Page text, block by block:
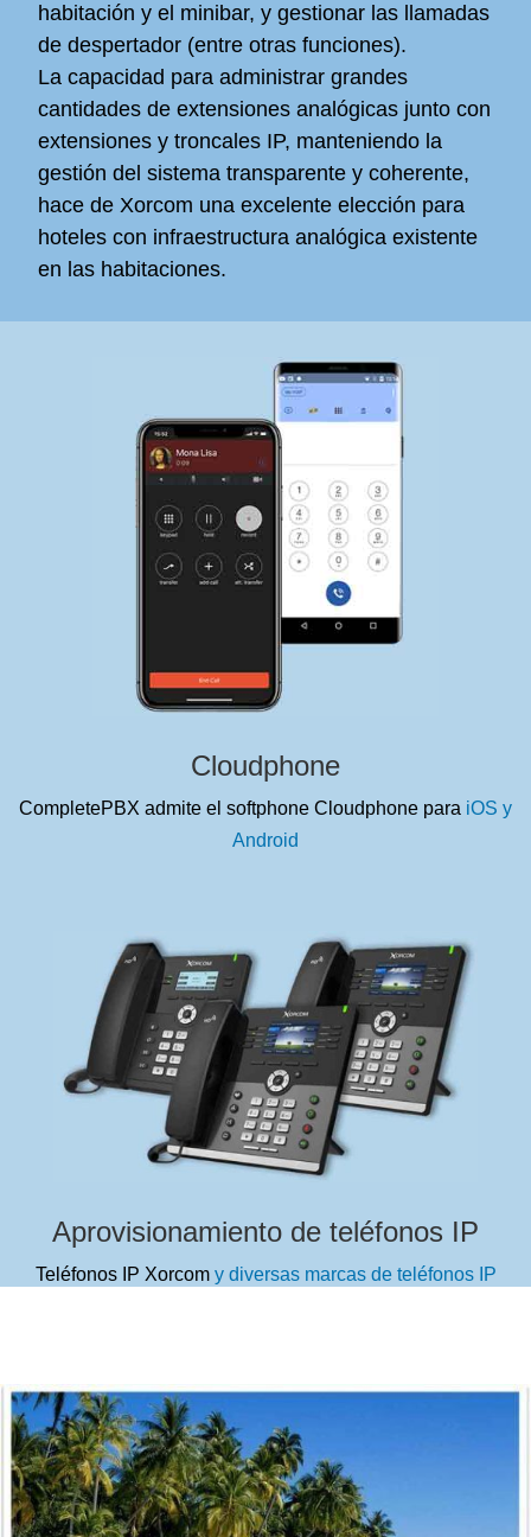
habitación y el minibar, y gestionar las llamadas
de despertador (entre otras funciones).
La capacidad para administrar grandes
cantidades de extensiones analógicas junto con
extensiones y troncales IP, manteniendo la
gestión del sistema transparente y coherente,
hace de Xorcom una excelente elección para
hoteles con infraestructura analógica existente
en las habitaciones.
Cloudphone
CompletePBX admite el softphone Cloudphone para iOS y
Android
Aprovisionamiento de teléfonos IP
Teléfonos IP Xorcom y diversas marcas de teléfonos IP